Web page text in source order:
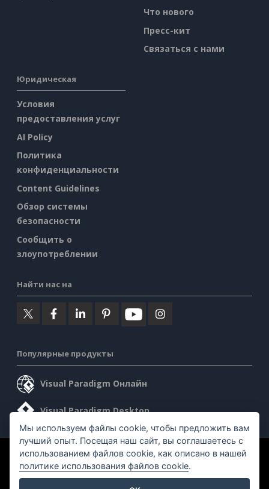
Что нового
Пресс-кит
Связаться с нами
Юридическая
Условия
предоставления услуг
AI Policy
Политика
конфиденциальности
Content Guidelines
Обзор системы
безопасности
Сообщить о
злоупотреблении
Найти нас на
Популярные продукты
Visual Paradigm Онлайн
Visual Paradigm Desktop
©2026 by Visual Paradigm. Все права защищены.
Мы используем файлы cookie, чтобы предложить вам
лучший опыт. Посещая наш сайт, вы соглашаетесь с
использованием файлов cookie, как описано в нашей
политике использования файлов cookie.